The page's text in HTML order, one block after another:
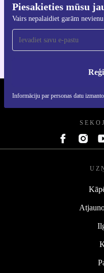
Piesakieties mūsu
Vairs nepalaidiet garām
Informāciju par personas datu
iOS un